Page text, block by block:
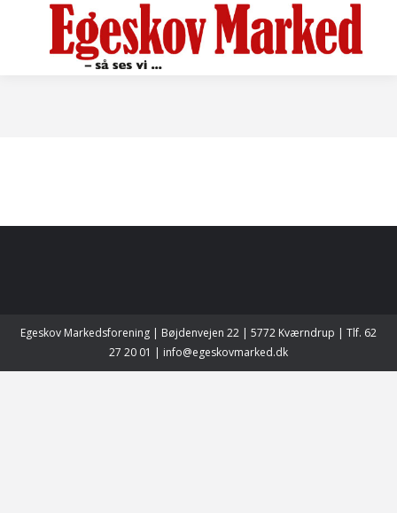
Egeskov Markedsforening | Bøjdenvejen 22 | 5772 Kværndrup | Tlf. 62
27 20 01 | info@egeskovmarked.dk